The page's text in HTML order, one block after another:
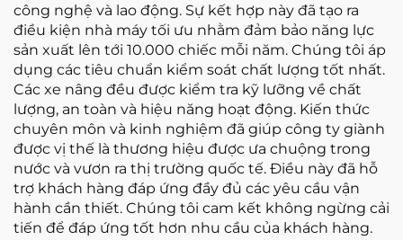
công nghệ và lao động. Sự kết hợp này đã tạo ra
điều kiện nhà máy tối ưu nhằm đảm bảo năng lực
sản xuất lên tới 10.000 chiếc mỗi năm. Chúng tôi áp
dụng các tiêu chuẩn kiểm soát chất lượng tốt nhất.
Các xe nâng đều được kiểm tra kỹ lưỡng về chất
lượng, an toàn và hiệu năng hoạt động. Kiến thức
chuyên môn và kinh nghiệm đã giúp công ty giành
được vị thế là thương hiệu được ưa chuộng trong
nước và vươn ra thị trường quốc tế. Điều này đã hỗ
trợ khách hàng đáp ứng đầy đủ các yêu cầu vận
hành cần thiết. Chúng tôi cam kết không ngừng cải
tiến để đáp ứng tốt hơn nhu cầu của khách hàng.